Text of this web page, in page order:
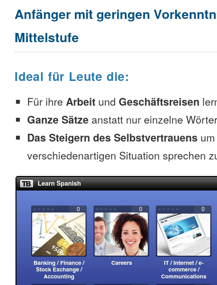
Anfänger mit geringen
Mittelstufe
Ideal für Leute die:
Für ihre Arbeit und Geschäftsreisen
Ganze Sätze anstatt nur einzelne
Das Steigern des Selbstvertrauens
verschiedenartigen Situation sprechen